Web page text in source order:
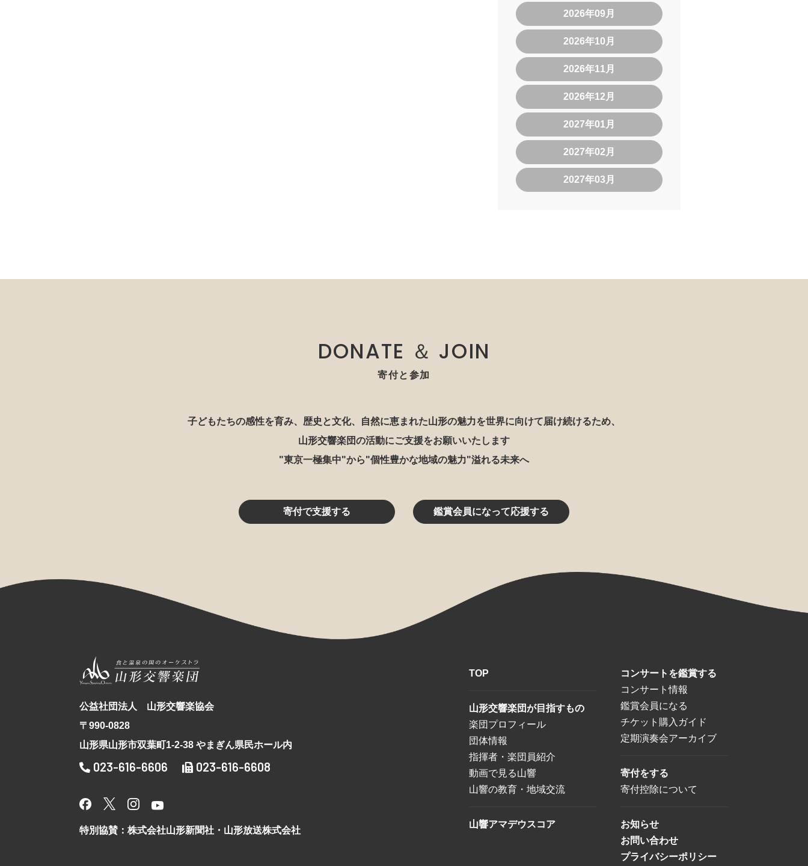
2026年09月
2026年10月
2026年11月
2026年12月
2027年01月
2027年02月
2027年03月
DONATE ＆ JOIN
寄付と参加
子どもたちの感性を育み、歴史と文化、自然に恵まれた山形の魅力を世界に向けて届け続けるため、
山形交響楽団の活動にご支援をお願いいたします
"東京一極集中"から"個性豊かな地域の魅力"溢れる未来へ
寄付で支援する 鑑賞会員になって応援する
公益社団法人 山形交響楽協会
〒990-0828
山形県山形市双葉町1-2-38 やまぎん県民ホール内
023-616-6606 023-616-6608
特別協賛：株式会社山形新聞社・山形放送株式会社
TOP
山形交響楽団が目指すもの
楽団プロフィール
団体情報
指揮者・楽団員紹介
動画で見る山響
山響の教育・地域交流
山響アマデウスコア
コンサートを鑑賞する
コンサート情報
鑑賞会員になる
チケット購入ガイド
定期演奏会アーカイブ
寄付をする
寄付控除について
お知らせ
お問い合わせ
プライバシーポリシー